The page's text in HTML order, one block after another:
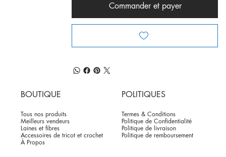
Commander et payer
BOUTIQUE
Tous nos produits
Meilleurs vendeurs
Laines et fibres
Accessoires de tricot et crochet
À Propos
POLITIQUES
Termes & Conditions
Politique de Confidentialité
Politique de livraison
Politique de remboursement